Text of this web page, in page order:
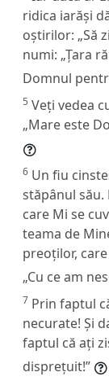
ridica iarăși
oștirilor: „Să
numi: „Țara
Domnul
5 Veți vedea
„Mare este
6 Un fiu
stăpânul său.
care Mi se
teama de
preoților,
„Cu ce am
7 Prin faptul
necurate! Și
faptul că ați
disprețuit!”